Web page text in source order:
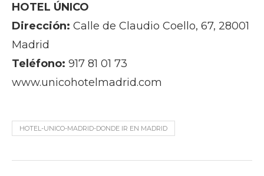
HOTEL ÚNICO
Dirección: Calle de Claudio Coello, 67, 28001
Madrid
Teléfono: 917 81 01 73
www.unicohotelmadrid.com
HOTEL-UNICO-MADRID-DONDE IR EN MADRID